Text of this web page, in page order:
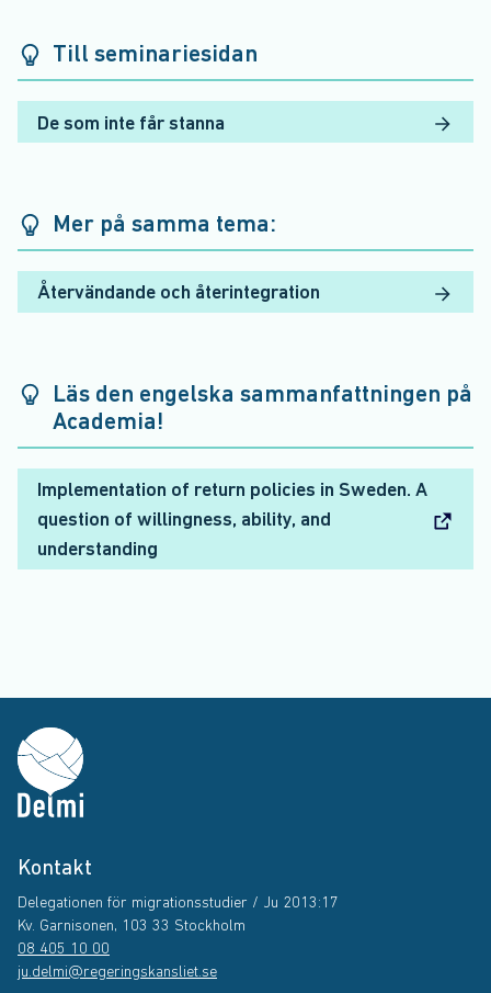
Till seminariesidan
De som inte får stanna
Mer på samma tema:
Återvändande och återintegration
Läs den engelska sammanfattningen på
Academia!
Implementation of return policies in Sweden. A
question of willingness, ability, and
understanding
Kontakt
Delegationen för migrationsstudier / Ju 2013:17
Kv. Garnisonen, 103 33 Stockholm
08 405 10 00
ju.delmi@regeringskansliet.se